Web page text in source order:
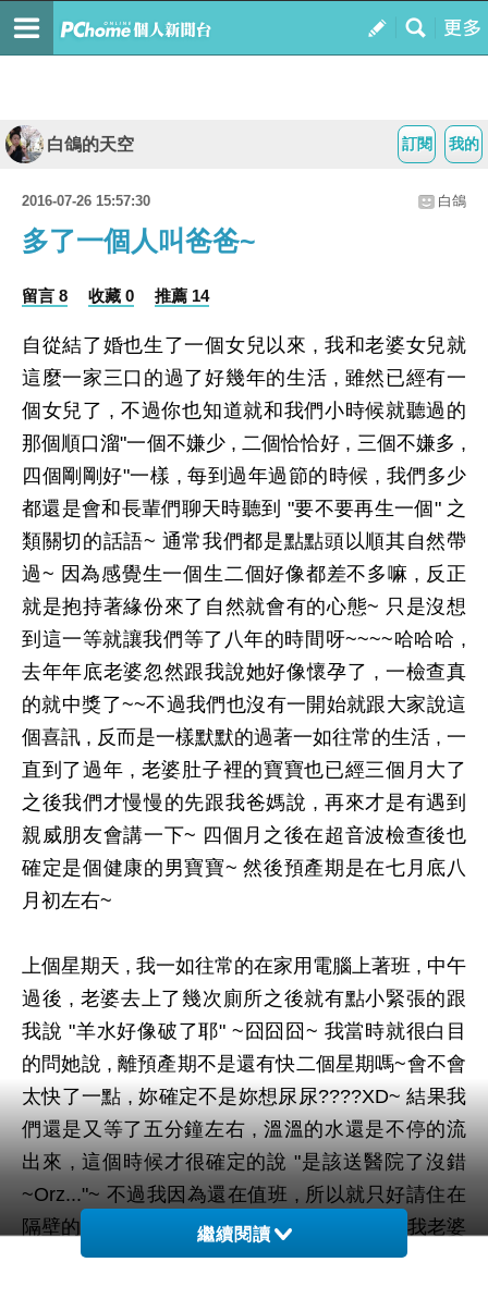
我的
訂閱
白鴿的天空
2016-07-26 15:57:30 白鴿
多了一個人叫爸爸~
留言 8 收藏 0 推薦 14
自從結了婚也生了一個女兒以來 , 我和老婆女兒就
這麼一家三口的過了好幾年的生活 , 雖然已經有一
個女兒了 , 不過你也知道就和我們小時候就聽過的
那個順口溜"一個不嫌少 , 二個恰恰好 , 三個不嫌多 ,
四個剛剛好"一樣 , 每到過年過節的時候 , 我們多少
都還是會和長輩們聊天時聽到 "要不要再生一個" 之
類關切的話語~ 通常我們都是點點頭以順其自然帶
過~ 因為感覺生一個生二個好像都差不多嘛 , 反正
就是抱持著緣份來了自然就會有的心態~ 只是沒想
到這一等就讓我們等了八年的時間呀~~~~哈哈哈 ,
去年年底老婆忽然跟我說她好像懷孕了 , 一檢查真
的就中獎了~~不過我們也沒有一開始就跟大家說這
個喜訊 , 反而是一樣默默的過著一如往常的生活 , 一
直到了過年 , 老婆肚子裡的寶寶也已經三個月大了
之後我們才慢慢的先跟我爸媽說 , 再來才是有遇到
親威朋友會講一下~ 四個月之後在超音波檢查後也
確定是個健康的男寶寶~ 然後預產期是在七月底八
月初左右~
上個星期天 , 我一如往常的在家用電腦上著班 , 中午
過後 , 老婆去上了幾次廁所之後就有點小緊張的跟
我說 "羊水好像破了耶" ~囧囧囧~ 我當時就很白目
的問她說 , 離預產期不是還有快二個星期嗎~會不會
太快了一點 , 妳確定不是妳想尿尿????XD~ 結果我
們還是又等了五分鐘左右 , 溫溫的水還是不停的流
出來 , 這個時候才很確定的說 "是該送醫院了沒錯
~Orz..."~ 不過我因為還在值班 , 所以就只好請住在
隔壁的爺爺送一下 , 等我下班時再趕過去 , 聽我老婆
說 , 爺爺這車子開超快的~害她好怕在車上就嚇到生
繼續閱讀